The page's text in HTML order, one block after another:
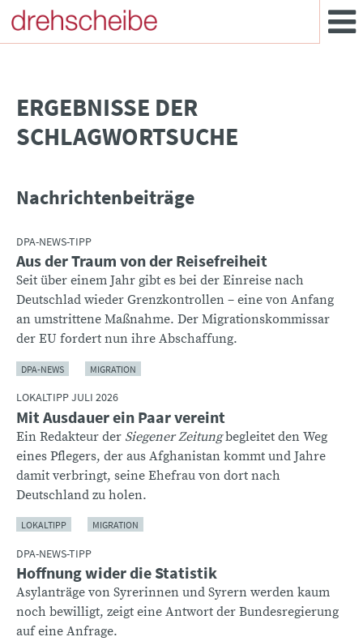
­ERGEBNISSE DER
SCHLAGWORTSUCHE
Nachrichtenbeiträge
DPA-NEWS-TIPP
Aus der Traum von der Reisefreiheit
Seit über einem Jahr gibt es bei der Einreise nach
Deutschlad wieder Grenzkontrollen – eine von Anfang
an umstrittene Maßnahme. Der Migrationskommissar
der EU fordert nun ihre Abschaffung.
DPA-NEWS MIGRATION
LOKALTIPP JULI 2026
Mit Ausdauer ein Paar vereint
Ein Redakteur der Siegener Zeitungbegleitet den Weg
eines Pflegers, der aus Afghanistan kommt und Jahre
damit verbringt, seine Ehefrau von dort nach
Deutschland zu holen.
LOKALTIPP MIGRATION
DPA-NEWS-TIPP
Hoffnung wider die Statistik
Asylanträge von Syrerinnen und Syrern werden kaum
noch bewilligt, zeigt eine Antwort der Bundesregierung
auf eine Anfrage.